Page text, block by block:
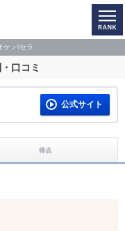
ケ パセラ
口コミ
公式サイト
得点